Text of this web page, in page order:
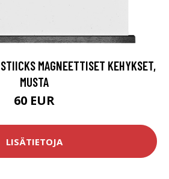
MAGNEETTISET KEHYKSET,
MUSTA
60 EUR
LISÄTIETOJA